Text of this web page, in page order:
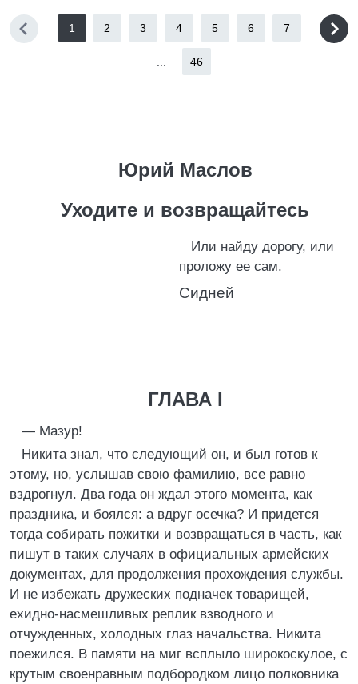
1 2 3 4 5 6 7
46
Юрий Маслов
Уходите и возвращайтесь
Или найду дорогу, или
проложу ее сам.
Сидней
ГЛАВА I
— Мазур!
Никита знал, что следующий он, и был готов к
этому, но, услышав свою фамилию, все равно
вздрогнул. Два года он ждал этого момента, как
праздника, и боялся: а вдруг осечка? И придется
тогда собирать пожитки и возвращаться в часть, как
пишут в таких случаях в официальных армейских
документах, для продолжения прохождения службы.
И не избежать дружеских подначек товарищей,
ехидно-насмешливых реплик взводного и
отчужденных, холодных глаз начальства. Никита
поежился. В памяти на миг всплыло широкоскулое, с
крутым своенравным подбородком лицо полковника